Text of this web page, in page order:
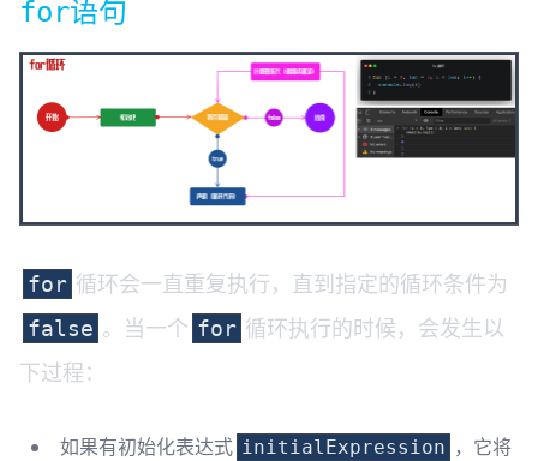
for语句
for 循环会一直重复执行，直到指定的循环条件为
false 。当一个 for 循环执行的时候，会发生以
下过程：
如果有初始化表达式 initialExpression ，它将